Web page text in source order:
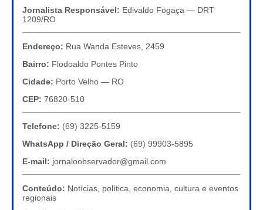
Jornalista Responsável: Edivaldo Fogaça — DRT
1209/RO
Endereço: Rua Wanda Esteves, 2459
Bairro: Flodoaldo Pontes Pinto
Cidade: Porto Velho — RO
CEP: 76820-510
Telefone: (69) 3225-5159
WhatsApp / Direção Geral: (69) 99903-5895
E-mail: jornaloobservador@gmail.com
Conteúdo: Notícias, política, economia, cultura e eventos
regionais